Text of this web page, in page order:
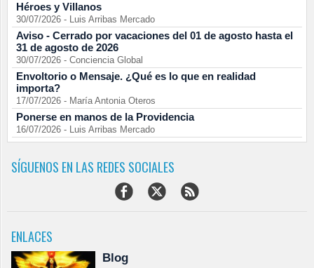
Héroes y Villanos
30/07/2026 - Luis Arribas Mercado
Aviso - Cerrado por vacaciones del 01 de agosto hasta el
31 de agosto de 2026
30/07/2026 - Conciencia Global
Envoltorio o Mensaje. ¿Qué es lo que en realidad
importa?
17/07/2026 - María Antonia Oteros
Ponerse en manos de la Providencia
16/07/2026 - Luis Arribas Mercado
SÍGUENOS EN LAS REDES SOCIALES
ENLACES
Blog